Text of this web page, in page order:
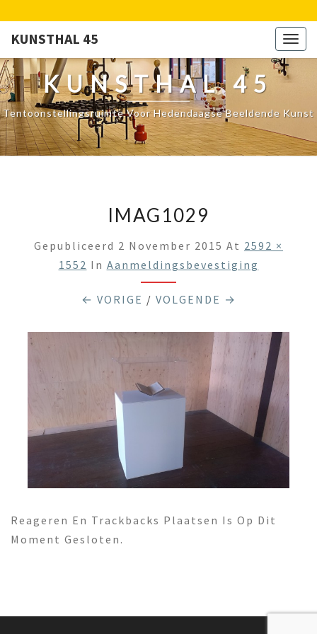
KUNSTHAL 45
KUNSTHAL 45
Tentoonstellingsruimte Voor Hedendaagse Beeldende Kunst
IMAG1029
Gepubliceerd 2 November 2015 At 2592 ×
1552 In Aanmeldingsbevestiging
← VORIGE / VOLGENDE →
Reageren En Trackbacks Plaatsen Is Op Dit
Moment Gesloten.